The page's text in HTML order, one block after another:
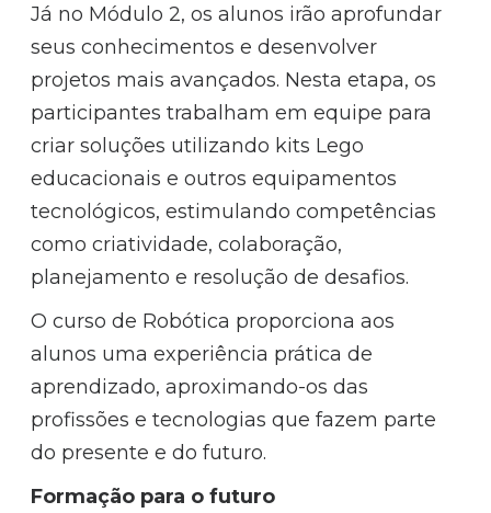
Já no Módulo 2, os alunos irão aprofundar
seus conhecimentos e desenvolver
projetos mais avançados. Nesta etapa, os
participantes trabalham em equipe para
criar soluções utilizando kits Lego
educacionais e outros equipamentos
tecnológicos, estimulando competências
como criatividade, colaboração,
planejamento e resolução de desafios.
O curso de Robótica proporciona aos
alunos uma experiência prática de
aprendizado, aproximando-os das
profissões e tecnologias que fazem parte
do presente e do futuro.
Formação para o futuro